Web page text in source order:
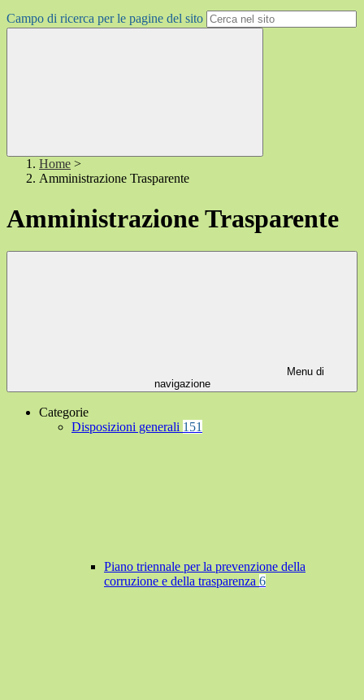
Campo di ricerca per le pagine del sito
Home >
Amministrazione Trasparente
Amministrazione Trasparente
Menu di
navigazione
Categorie
Disposizioni generali 151
Piano triennale per la prevenzione della
corruzione e della trasparenza 6